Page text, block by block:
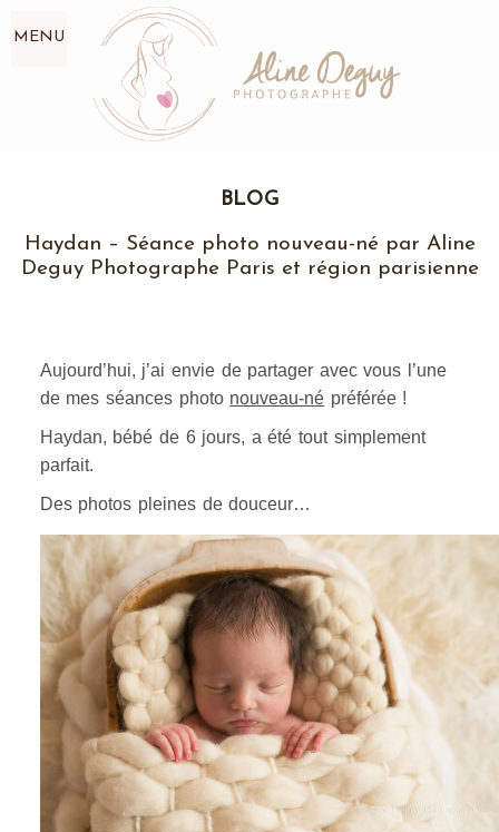
MENU
BLOG
Haydan – Séance photo nouveau-né par Aline
Deguy Photographe Paris et région parisienne
Aujourd’hui, j’ai envie de partager avec vous l’une
de mes séances photo nouveau-né préférée !
Haydan, bébé de 6 jours, a été tout simplement
parfait.
Des photos pleines de douceur…